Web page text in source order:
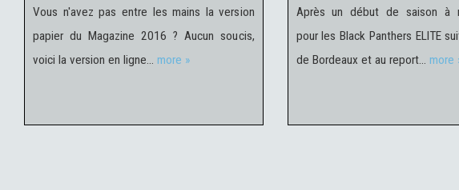
Vous n'avez pas entre les mains la version
papier du Magazine 2016 ? Aucun soucis,
voici la version en ligne… more »
Après un début de saison à
pour les Black Panthers ELITE
de Bordeaux et au report… more